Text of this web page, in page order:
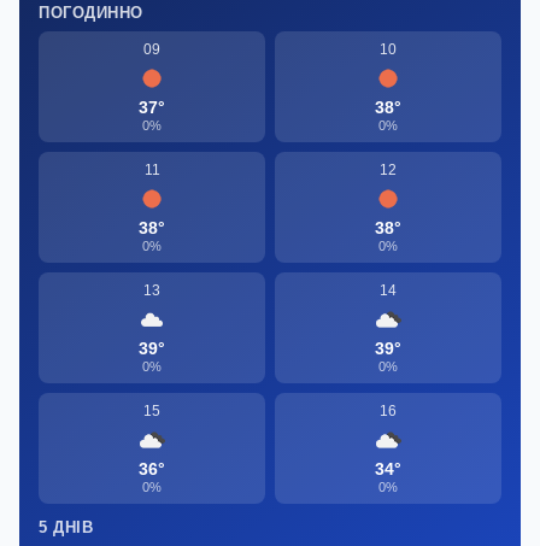
ПОГОДИННО
09
37°
0%
10
38°
0%
11
38°
0%
12
38°
0%
13
39°
0%
14
39°
0%
15
36°
0%
16
34°
0%
5 ДНІВ